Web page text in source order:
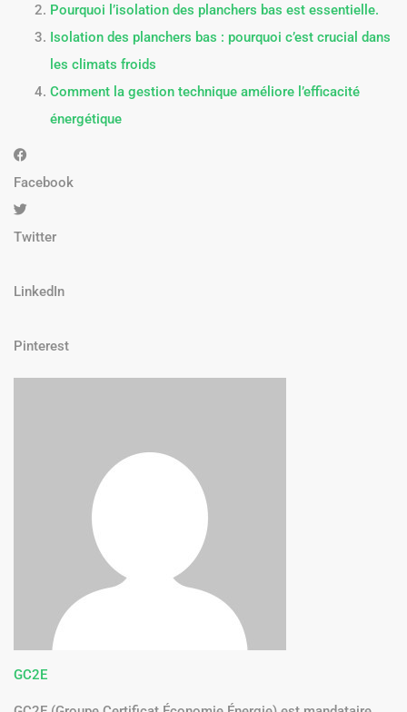
Pourquoi l’isolation des planchers bas est essentielle.
Isolation des planchers bas : pourquoi c’est crucial dans
les climats froids
Comment la gestion technique améliore l’efficacité
énergétique
Facebook
Twitter
LinkedIn
Pinterest
GC2E